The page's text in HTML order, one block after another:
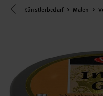
Eine Kategorie zurück
Künstlerbedarf Malen